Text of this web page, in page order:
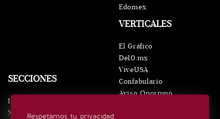
Respetamos tu privacidad
SECCIONES
Inicio
Noticias
VERTICALES
El Gráfico
De10.mx
ViveUSA
Confabulario
Aviso Oportuno
Edomex